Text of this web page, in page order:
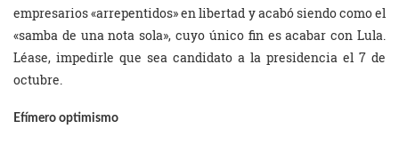
empresarios «arrepentidos» en libertad y acabó siendo como el
«samba de una nota sola», cuyo único fin es acabar con Lula.
Léase, impedirle que sea candidato a la presidencia el 7 de
octubre.
Efímero optimismo